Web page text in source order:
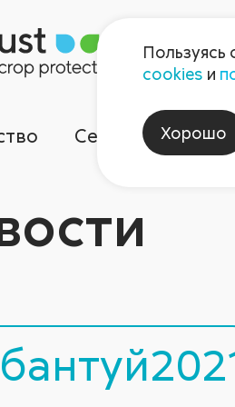
Сервисы
Пользуясь
cookies и
Хорошо